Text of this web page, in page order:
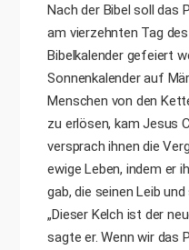
Nach der Bibel soll das
am vierzehnten Tag
Bibelkalender gefeiert
Sonnenkalender auf
Menschen von den
zu erlösen, kam Jesus
versprach ihnen die
ewige Leben, indem er
gab, die seinen Leib
„Dieser Kelch ist der
sagte er. Wenn wir das